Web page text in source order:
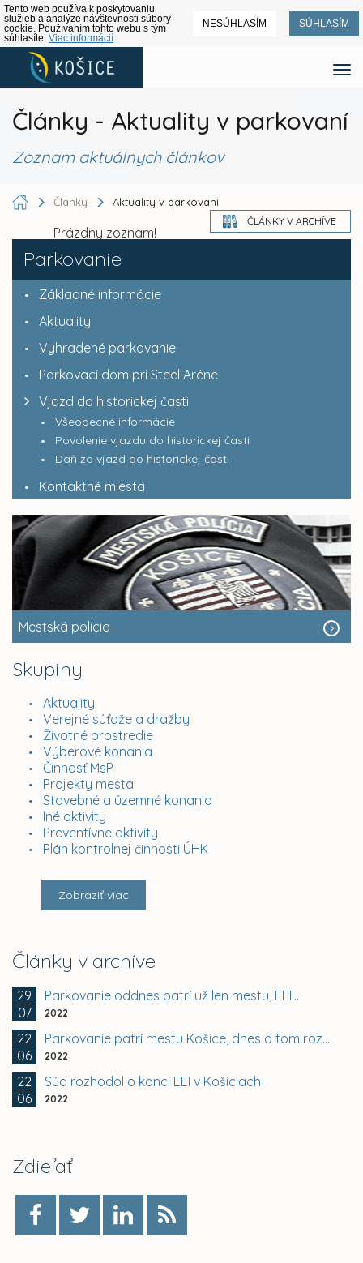
Tento web používa k poskytovaniu
služieb a analýze návštevnosti súbory
cookie. Používaním tohto webu s tým
súhlasíte. Viac informácií
NESÚHLASÍM SÚHLASÍM
Články - Aktuality v parkovaní
Zoznam aktuálnych článkov
Parkovanie
Základné informácie
Aktuality
Vyhradené parkovanie
Parkovací dom pri Steel Aréne
Vjazd do historickej časti
Všeobecné informácie
Povolenie vjazdu do historickej časti
Daň za vjazd do historickej časti
Kontaktné miesta
Mestská polícia
Skupiny
Aktuality
Verejné súťaže a dražby
Životné prostredie
Výberové konania
Činnosť MsP
Projekty mesta
Stavebné a územné konania
Iné aktivity
Preventívne aktivity
Plán kontrolnej činnosti ÚHK
Zobraziť viac
Články v archíve
29
07
Parkovanie oddnes patrí už len mestu, EEI...
2022
22
06
Parkovanie patrí mestu Košice, dnes o tom rozhodol...
2022
22
06
Súd rozhodol o konci EEI v Košiciach
2022
Zdieľať
Články Aktuality v parkovaní
ČLÁNKY V ARCHÍVE
Prázdny zoznam!